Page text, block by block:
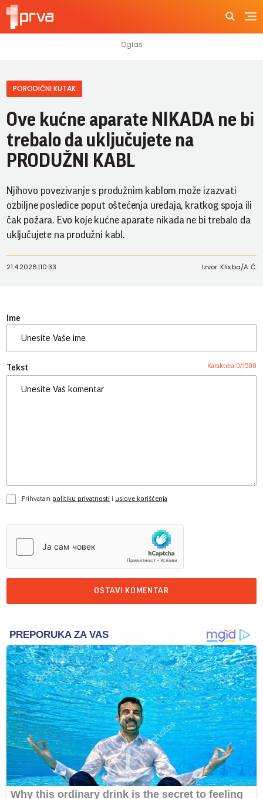
PORODIČNI KUTAK
Ove kućne aparate NIKADA ne bi
trebalo da uključujete na
PRODUŽNI KABL
Njihovo povezivanje s produžnim kablom može izazvati
ozbiljne posledice poput oštećenja uređaja, kratkog spoja ili
čak požara. Evo koje kućne aparate nikada ne bi trebalo da
uključujete na produžni kabl.
21.4.2026.|10:33 Izvor: Klix.ba/A. Ć.
Ime
Tekst Karaktera:0/1500
Prihvatam politiku privatnosti i uslove korišćenja
OSTAVI KOMENTAR